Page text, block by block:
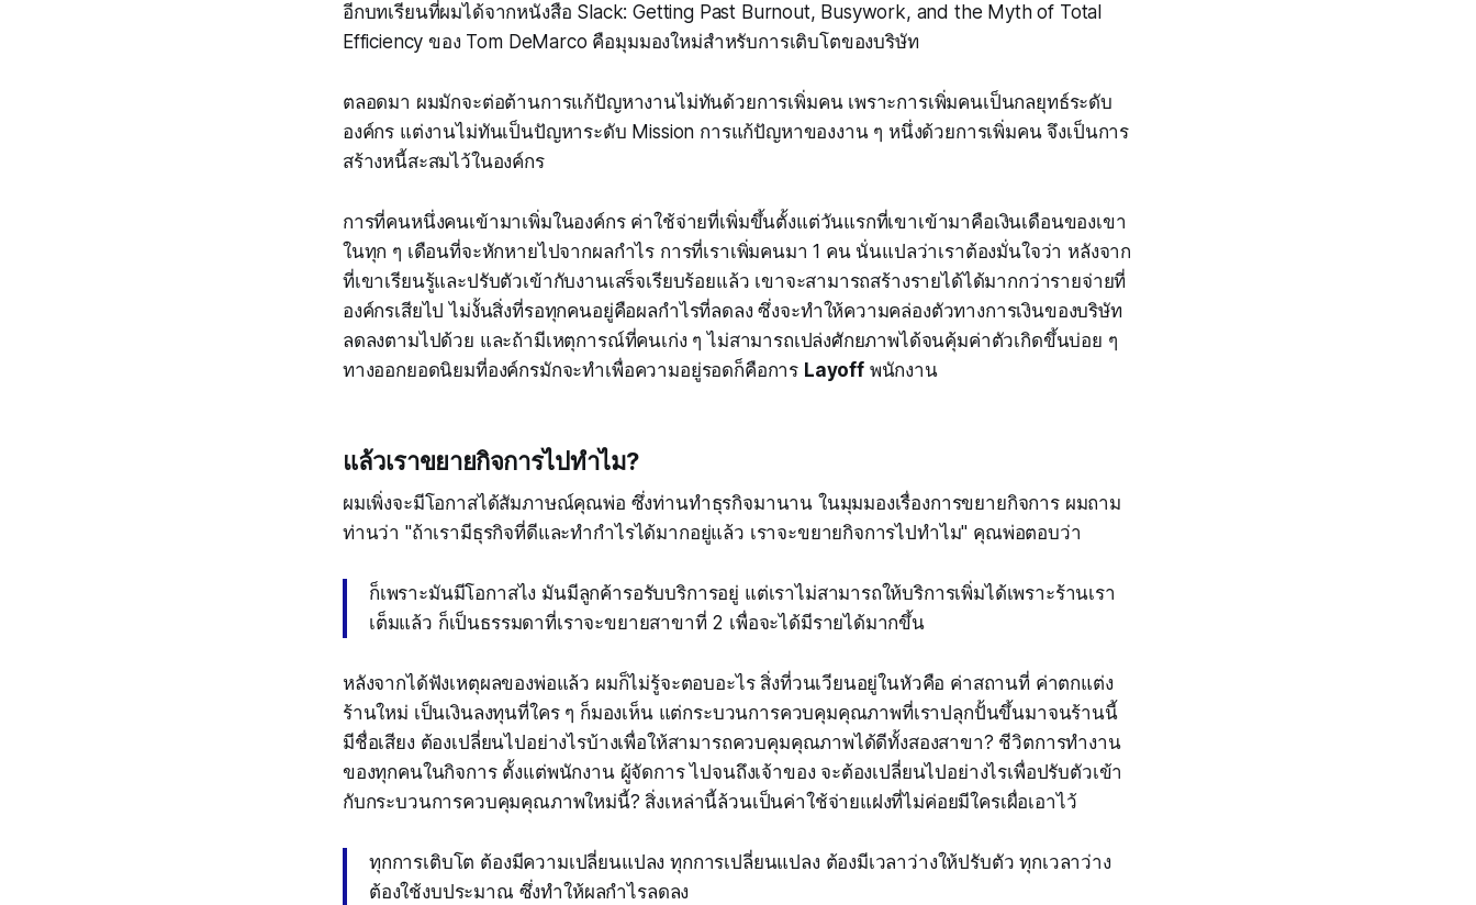
อีกบทเรียนที่ผมได้จากหนังสือ Slack: Getting Past Burnout, Busywork, and the Myth of Total
Efficiency ของ Tom DeMarco คือมุมมองใหม่สำหรับการเติบโตของบริษัท
ตลอดมา ผมมักจะต่อต้านการแก้ปัญหางานไม่ทันด้วยการเพิ่มคน เพราะการเพิ่มคนเป็นกลยุทธ์ระดับ
องค์กร แต่งานไม่ทันเป็นปัญหาระดับ Mission การแก้ปัญหาของงาน ๆ หนึ่งด้วยการเพิ่มคน จึงเป็นการ
สร้างหนี้สะสมไว้ในองค์กร
การที่คนหนึ่งคนเข้ามาเพิ่มในองค์กร ค่าใช้จ่ายที่เพิ่มขึ้นตั้งแต่วันแรกที่เขาเข้ามาคือเงินเดือนของเขา
ในทุก ๆ เดือนที่จะหักหายไปจากผลกำไร การที่เราเพิ่มคนมา 1 คน นั่นแปลว่าเราต้องมั่นใจว่า หลังจาก
ที่เขาเรียนรู้และปรับตัวเข้ากับงานเสร็จเรียบร้อยแล้ว เขาจะสามารถสร้างรายได้ได้มากกว่ารายจ่ายที่
องค์กรเสียไป ไม่งั้นสิ่งที่รอทุกคนอยู่คือผลกำไรที่ลดลง ซึ่งจะทำให้ความคล่องตัวทางการเงินของบริษัท
ลดลงตามไปด้วย และถ้ามีเหตุการณ์ที่คนเก่ง ๆ ไม่สามารถเปล่งศักยภาพได้จนคุ้มค่าตัวเกิดขึ้นบ่อย ๆ
ทางออกยอดนิยมที่องค์กรมักจะทำเพื่อความอยู่รอดก็คือการ Layoffพนักงาน
แล้วเราขยายกิจการไปทำไม?
ผมเพิ่งจะมีโอกาสได้สัมภาษณ์คุณพ่อ ซึ่งท่านทำธุรกิจมานาน ในมุมมองเรื่องการขยายกิจการ ผมถาม
ท่านว่า "ถ้าเรามีธุรกิจที่ดีและทำกำไรได้มากอยู่แล้ว เราจะขยายกิจการไปทำไม" คุณพ่อตอบว่า
ก็เพราะมันมีโอกาสไง มันมีลูกค้ารอรับบริการอยู่ แต่เราไม่สามารถให้บริการเพิ่มได้เพราะร้านเรา
เต็มแล้ว ก็เป็นธรรมดาที่เราจะขยายสาขาที่ 2 เพื่อจะได้มีรายได้มากขึ้น
หลังจากได้ฟังเหตุผลของพ่อแล้ว ผมก็ไม่รู้จะตอบอะไร สิ่งที่วนเวียนอยู่ในหัวคือ ค่าสถานที่ ค่าตกแต่ง
ร้านใหม่ เป็นเงินลงทุนที่ใคร ๆ ก็มองเห็น แต่กระบวนการควบคุมคุณภาพที่เราปลุกปั้นขึ้นมาจนร้านนี้
มีชื่อเสียง ต้องเปลี่ยนไปอย่างไรบ้างเพื่อให้สามารถควบคุมคุณภาพได้ดีทั้งสองสาขา? ชีวิตการทำงาน
ของทุกคนในกิจการ ตั้งแต่พนักงาน ผู้จัดการ ไปจนถึงเจ้าของ จะต้องเปลี่ยนไปอย่างไรเพื่อปรับตัวเข้า
กับกระบวนการควบคุมคุณภาพใหม่นี้? สิ่งเหล่านี้ล้วนเป็นค่าใช้จ่ายแฝงที่ไม่ค่อยมีใครเผื่อเอาไว้
ทุกการเติบโต ต้องมีความเปลี่ยนแปลง ทุกการเปลี่ยนแปลง ต้องมีเวลาว่างให้ปรับตัว ทุกเวลาว่าง
ต้องใช้งบประมาณ ซึ่งทำให้ผลกำไรลดลง